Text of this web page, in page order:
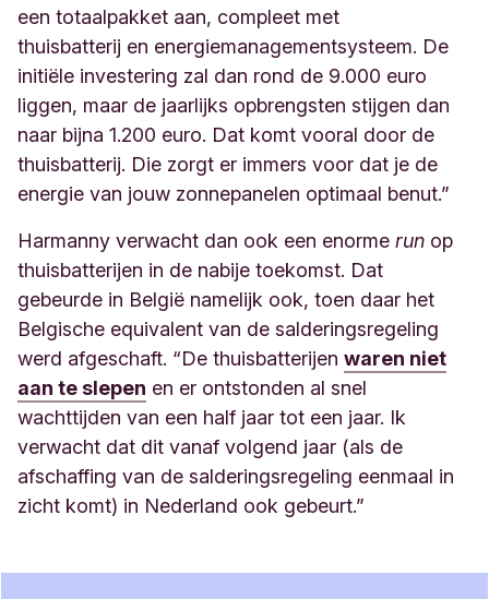
een totaalpakket aan, compleet met
thuisbatterij en energiemanagementsysteem. De
initiële investering zal dan rond de 9.000 euro
liggen, maar de jaarlijks opbrengsten stijgen dan
naar bijna 1.200 euro. Dat komt vooral door de
thuisbatterij. Die zorgt er immers voor dat je de
energie van jouw zonnepanelen optimaal benut.”
Harmanny verwacht dan ook een enorme run op
thuisbatterijen in de nabije toekomst. Dat
gebeurde in België namelijk ook, toen daar het
Belgische equivalent van de salderingsregeling
werd afgeschaft. “De thuisbatterijen waren niet
aan te slepen en er ontstonden al snel
wachttijden van een half jaar tot een jaar. Ik
verwacht dat dit vanaf volgend jaar (als de
afschaffing van de salderingsregeling eenmaal in
zicht komt) in Nederland ook gebeurt.”